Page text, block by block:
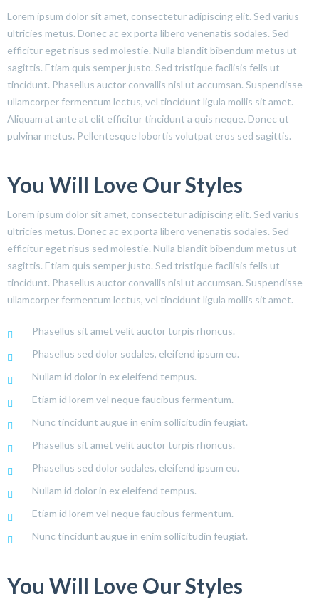
Lorem ipsum dolor sit amet, consectetur adipiscing elit. Sed varius
ultricies metus. Donec ac ex porta libero venenatis sodales. Sed
efficitur eget risus sed molestie. Nulla blandit bibendum metus ut
sagittis. Etiam quis semper justo. Sed tristique facilisis felis ut
tincidunt. Phasellus auctor convallis nisl ut accumsan. Suspendisse
ullamcorper fermentum lectus, vel tincidunt ligula mollis sit amet.
Aliquam at ante at elit efficitur tincidunt a quis neque. Donec ut
pulvinar metus. Pellentesque lobortis volutpat eros sed sagittis.
You Will Love Our Styles
Lorem ipsum dolor sit amet, consectetur adipiscing elit. Sed varius
ultricies metus. Donec ac ex porta libero venenatis sodales. Sed
efficitur eget risus sed molestie. Nulla blandit bibendum metus ut
sagittis. Etiam quis semper justo. Sed tristique facilisis felis ut
tincidunt. Phasellus auctor convallis nisl ut accumsan. Suspendisse
ullamcorper fermentum lectus, vel tincidunt ligula mollis sit amet.
Phasellus sit amet velit auctor turpis rhoncus.
Phasellus sed dolor sodales, eleifend ipsum eu.
Nullam id dolor in ex eleifend tempus.
Etiam id lorem vel neque faucibus fermentum.
Nunc tincidunt augue in enim sollicitudin feugiat.
Phasellus sit amet velit auctor turpis rhoncus.
Phasellus sed dolor sodales, eleifend ipsum eu.
Nullam id dolor in ex eleifend tempus.
Etiam id lorem vel neque faucibus fermentum.
Nunc tincidunt augue in enim sollicitudin feugiat.
You Will Love Our Styles